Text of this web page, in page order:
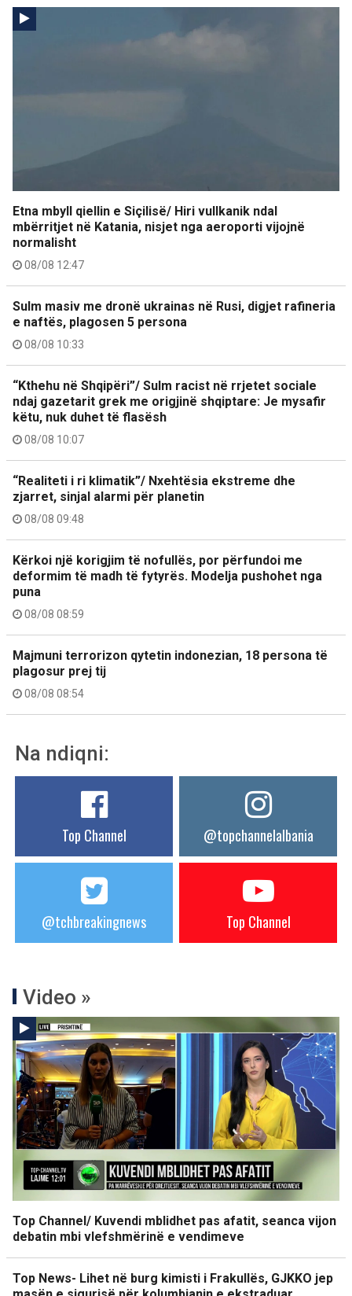
Etna mbyll qiellin e Siçilisë/ Hiri vullkanik ndal
mbërritjet në Katania, nisjet nga aeroporti vijojnë
normalisht
08/08 12:47
Sulm masiv me dronë ukrainas në Rusi, digjet rafineria
e naftës, plagosen 5 persona
08/08 10:33
“Kthehu në Shqipëri”/ Sulm racist në rrjetet sociale
ndaj gazetarit grek me origjinë shqiptare: Je mysafir
këtu, nuk duhet të flasësh
08/08 10:07
“Realiteti i ri klimatik”/ Nxehtësia ekstreme dhe
zjarret, sinjal alarmi për planetin
08/08 09:48
Kërkoi një korigjim të nofullës, por përfundoi me
deformim të madh të fytyrës. Modelja pushohet nga
puna
08/08 08:59
Majmuni terrorizon qytetin indonezian, 18 persona të
plagosur prej tij
08/08 08:54
Na ndiqni:
Top Channel @topchannelalbania
@tchbreakingnews Top Channel
Video »
Top Channel/ Kuvendi mblidhet pas afatit, seanca vijon
debatin mbi vlefshmërinë e vendimeve
Top News- Lihet në burg kimisti i Frakullës, GJKKO jep